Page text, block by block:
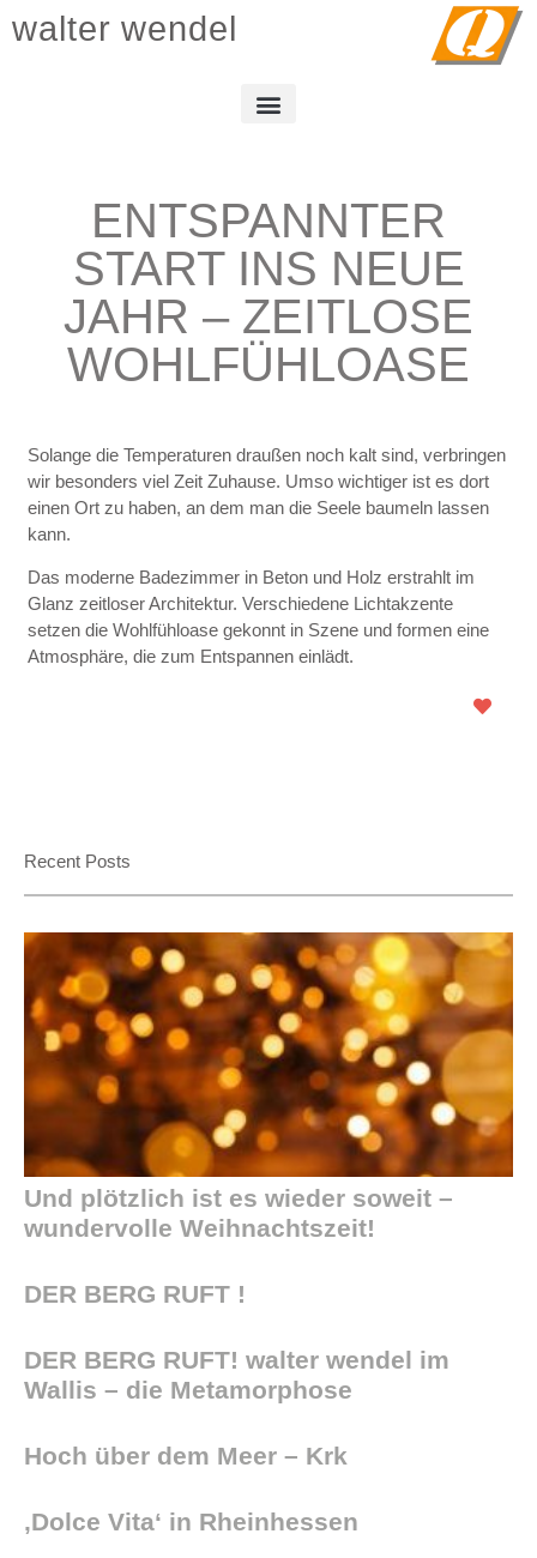
walter wendel
ENTSPANNTER
START INS NEUE
JAHR – ZEITLOSE
WOHLFÜHLOASE
Solange die Temperaturen draußen noch kalt sind, verbringen
wir besonders viel Zeit Zuhause. Umso wichtiger ist es dort
einen Ort zu haben, an dem man die Seele baumeln lassen
kann.
Das moderne Badezimmer in Beton und Holz erstrahlt im
Glanz zeitloser Architektur. Verschiedene Lichtakzente
setzen die Wohlfühloase gekonnt in Szene und formen eine
Atmosphäre, die zum Entspannen einlädt.
Recent Posts
Und plötzlich ist es wieder soweit –
wundervolle Weihnachtszeit!
DER BERG RUFT !
DER BERG RUFT! walter wendel im
Wallis – die Metamorphose
Hoch über dem Meer – Krk
‚Dolce Vita‘ in Rheinhessen